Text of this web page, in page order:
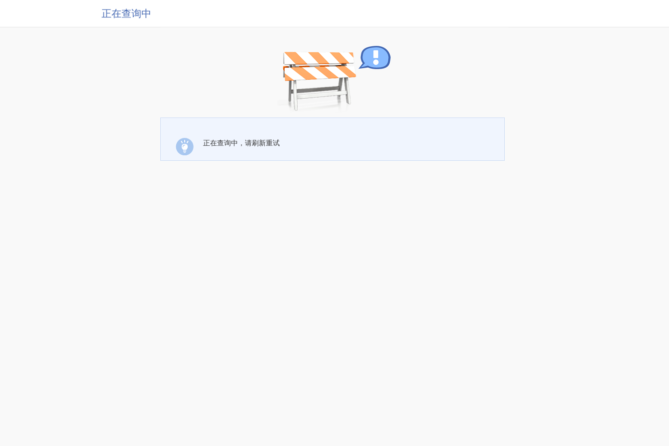
正在查询中
正在查询中，请刷新重试